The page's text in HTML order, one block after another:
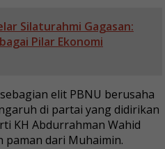
Silaturahmi Gagasan:
Pilar Ekonomi
elit PBNU berusaha
di partai yang didirikan
KH Abdurrahman Wahid
paman dari Muhaimin.